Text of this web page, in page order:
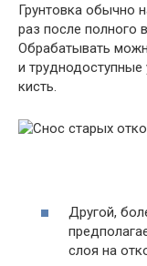
Грунтовка обычно
раз после полного
Обрабатывать
и труднодоступные
кисть.
Другой,
слоя на